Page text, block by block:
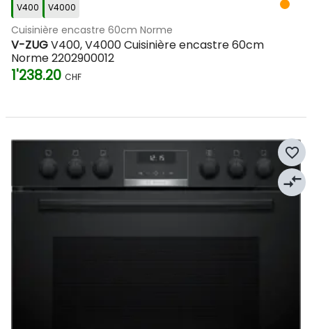
V400 V4000
Cuisinière encastre 60cm Norme
V-ZUGV400, V4000 Cuisinière encastre 60cm
Norme 2202900012
1'238.20 CHF
favorite_border
compare_arrows